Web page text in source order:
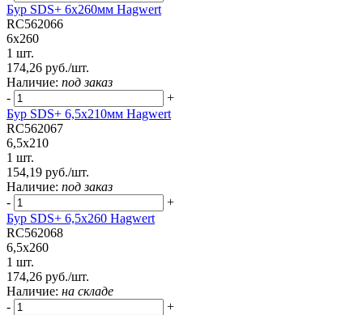
Бур SDS+ 6х260мм Hagwert
RC562066
6x260
1 шт.
174,26 руб./шт.
Наличие: под заказ
-
+
Бур SDS+ 6,5х210мм Hagwert
RC562067
6,5x210
1 шт.
154,19 руб./шт.
Наличие: под заказ
-
+
Бур SDS+ 6,5х260 Hagwert
RC562068
6,5x260
1 шт.
174,26 руб./шт.
Наличие: на складе
-
+